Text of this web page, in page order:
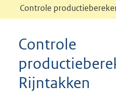
Controle
Controle
Rijntakken